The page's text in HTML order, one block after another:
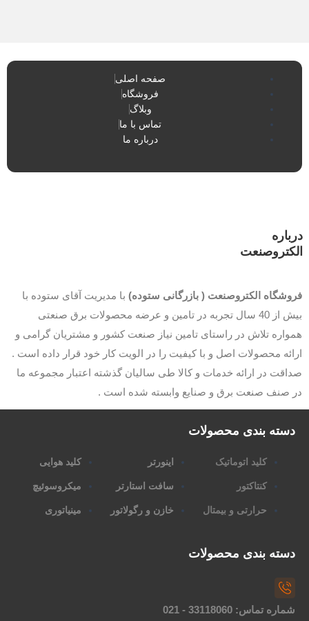
صفحه اصلی
فروشگاه
وبلاگ
تماس با ما
درباره ما
درباره
الکتروصنعت
فروشگاه الکتروصنعت ( بازرگانی ستوده) با مدیریت آقای ستوده با
بیش از 40 سال تجربه در تامین و عرضه محصولات برق صنعتی
همواره تلاش در راستای تامین نیاز صنعت کشور و مشتریان گرامی و
ارائه محصولات اصل و با کیفیت را در الویت کار خود قرار داده است .
صداقت در ارائه خدمات و کالا طی سالیان گذشته اعتبار مجموعه ما
در صنف صنعت برق و صنایع وابسته شده است .
دسته بندی محصولات
کلید اتوماتیک
کنتاکتور
حرارتی و بیمتال
اینورتر
سافت استارتر
خازن و رگولاتور
کلید هوایی
میکروسوئیچ
مینیاتوری
دسته بندی محصولات
شماره تماس: 33118060 - 021